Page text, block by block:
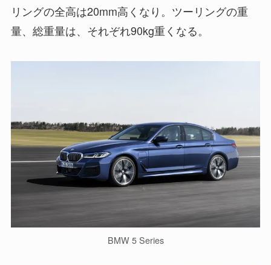
リングの全高は20mm高くなり。ツーリングの重
量、総重量は、それぞれ90kg重くなる。
BMW 5 Series